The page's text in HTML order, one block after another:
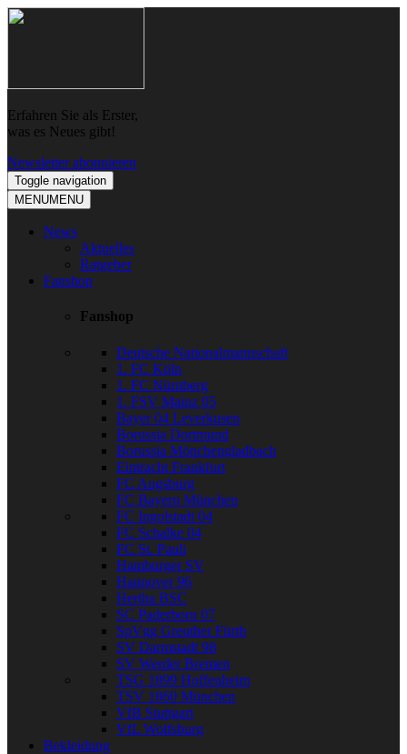
Skip
Skip
Erfahren Sie als Erster,
was es Neues gibt!
Newsletter abonnieren
Toggle navigation
MENUMENU
News
Aktuelles
Ratgeber
Fanshop
Fanshop
Deutsche Nationalmannschaft
1. FC Köln
1. FC Nürnberg
1. FSV Mainz 05
Bayer 04 Leverkusen
Borussia Dortmund
Borussia Mönchengladbach
Eintracht Frankfurt
FC Augsburg
FC Bayern München
FC Ingolstadt 04
FC Schalke 04
FC St. Pauli
Hamburger SV
Hannover 96
Hertha BSC
SC Paderborn 07
SpVgg Greuther Fürth
SV Darmstadt 98
SV Werder Bremen
TSG 1899 Hoffenheim
TSV 1860 München
VfB Stuttgart
VfL Wolfsburg
Bekleidung